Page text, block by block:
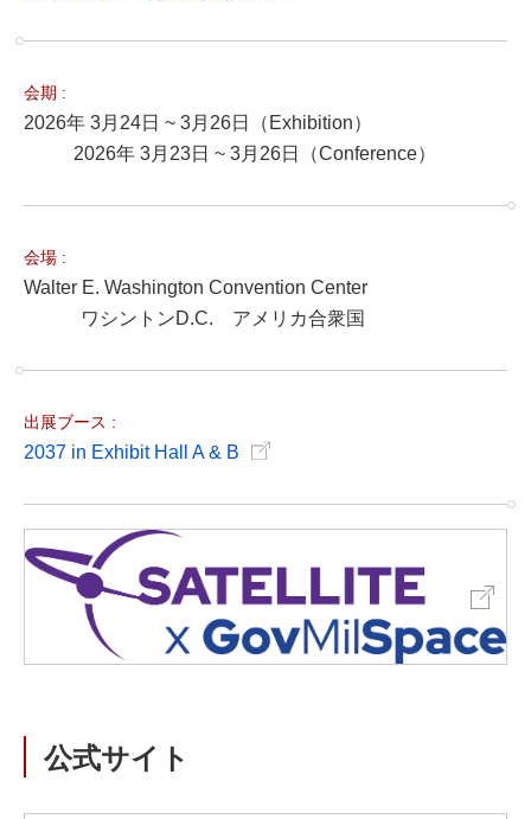
会期 :
2026年 3月24日 ~ 3月26日（Exhibition）
2026年 3月23日 ~ 3月26日（Conference）
会場 :
Walter E. Washington Convention Center
ワシントンD.C. アメリカ合衆国
出展ブース :
2037 in Exhibit Hall A & B
公式サイト